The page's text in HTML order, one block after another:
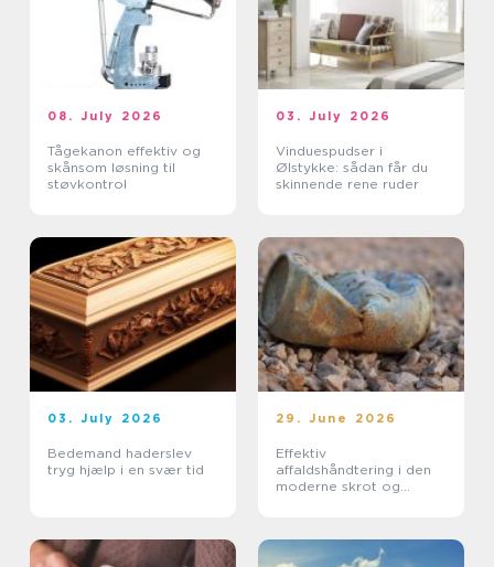
08. July 2026
Tågekanon effektiv og
skånsom løsning til
støvkontrol
03. July 2026
Vinduespudser i
Ølstykke: sådan får du
skinnende rene ruder
03. July 2026
Bedemand haderslev
tryg hjælp i en svær tid
29. June 2026
Effektiv
affaldshåndtering i den
moderne skrot og